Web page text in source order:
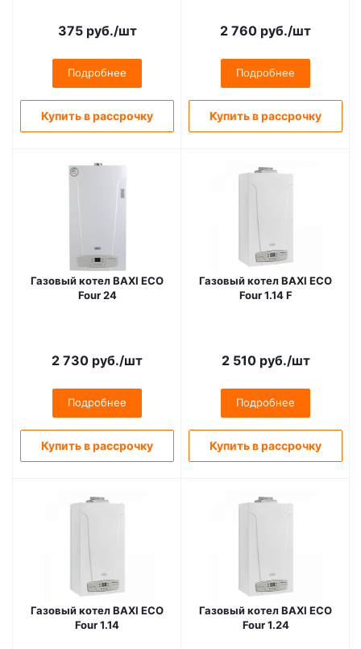
375руб./шт
Подробнее
Купить в рассрочку
2 760 руб./шт
Подробнее
Купить в рассрочку
Газовый котел BAXI ECO
Four 24
2 730 руб./шт
Подробнее
Купить в рассрочку
Газовый котел BAXI ECO
Four 1.14 F
2 510руб./шт
Подробнее
Купить в рассрочку
Газовый котел BAXI ECO
Four 1.14
Газовый котел BAXI ECO
Four 1.24